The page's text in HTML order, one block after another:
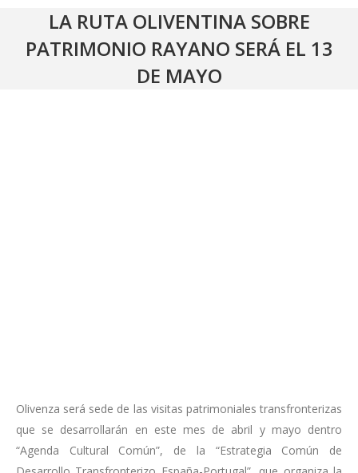
LA RUTA OLIVENTINA SOBRE
PATRIMONIO RAYANO SERÁ EL 13
DE MAYO
Olivenza será sede de las visitas patrimoniales transfronterizas
que se desarrollarán en este mes de abril y mayo dentro
“Agenda Cultural Común”, de la “Estrategia Común de